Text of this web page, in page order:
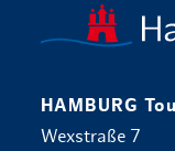
HAMBURG
Wexstraße 7